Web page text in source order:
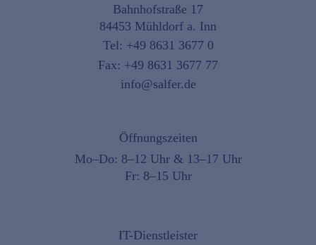
Bahnhofstraße 17
84453 Mühldorf a. Inn
Tel: +49 8631 3677 0
Fax: +49 8631 3677 77
info@salfer.de
Öffnungszeiten
Mo–Do: 8–12 Uhr & 13–17 Uhr
Fr: 8–15 Uhr
IT-Dienstleister